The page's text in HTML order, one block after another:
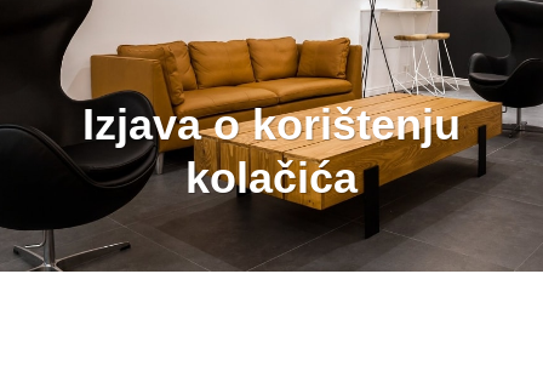
Izjava o korištenju
kolačića